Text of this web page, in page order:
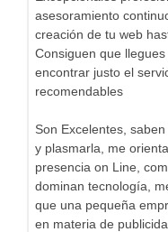
asesoramiento
creación de tu web
Consiguen que
encontrar justo el
recomendables
Son Excelentes,
y plasmarla, me
presencia on Line,
dominan tecnología,
que una pequeña
en materia de